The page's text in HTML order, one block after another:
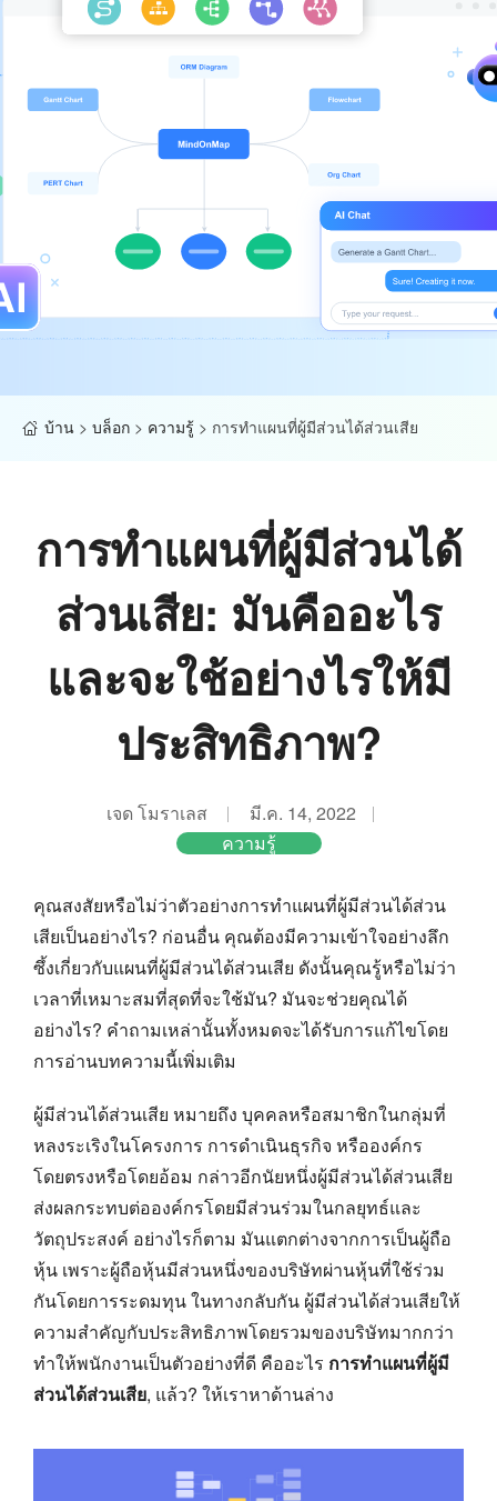
บ้าน > บล็อก > ความรู้ > การทำแผนที่ผู้มีส่วนได้ส่วนเสีย
การทำแผนที่ผู้มีส่วนได้
ส่วนเสีย: มันคืออะไร
และจะใช้อย่างไรให้มี
ประสิทธิภาพ?
เจด โมราเลส
มี.ค. 14, 2022
ความรู้
คุณสงสัยหรือไม่ว่าตัวอย่างการทำแผนที่ผู้มีส่วนได้ส่วน
เสียเป็นอย่างไร? ก่อนอื่น คุณต้องมีความเข้าใจอย่างลึก
ซึ้งเกี่ยวกับแผนที่ผู้มีส่วนได้ส่วนเสีย ดังนั้นคุณรู้หรือไม่ว่า
เวลาที่เหมาะสมที่สุดที่จะใช้มัน? มันจะช่วยคุณได้
อย่างไร? คำถามเหล่านั้นทั้งหมดจะได้รับการแก้ไขโดย
การอ่านบทความนี้เพิ่มเติม
ผู้มีส่วนได้ส่วนเสีย หมายถึง บุคคลหรือสมาชิกในกลุ่มที่
หลงระเริงในโครงการ การดำเนินธุรกิจ หรือองค์กร
โดยตรงหรือโดยอ้อม กล่าวอีกนัยหนึ่งผู้มีส่วนได้ส่วนเสีย
ส่งผลกระทบต่อองค์กรโดยมีส่วนร่วมในกลยุทธ์และ
วัตถุประสงค์ อย่างไรก็ตาม มันแตกต่างจากการเป็นผู้ถือ
หุ้น เพราะผู้ถือหุ้นมีส่วนหนึ่งของบริษัทผ่านหุ้นที่ใช้ร่วม
กันโดยการระดมทุน ในทางกลับกัน ผู้มีส่วนได้ส่วนเสียให้
ความสำคัญกับประสิทธิภาพโดยรวมของบริษัทมากกว่า
ทำให้พนักงานเป็นตัวอย่างที่ดี คืออะไร การทำแผนที่ผู้มี
ส่วนได้ส่วนเสีย, แล้ว? ให้เราหาด้านล่าง